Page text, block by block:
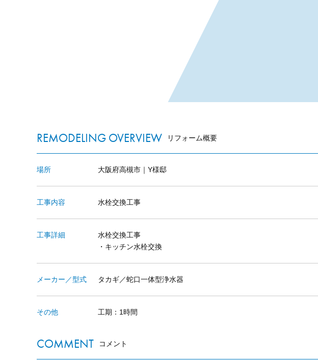
REMODELING OVERVIEW リフォーム概要
場所 大阪府高槻市｜Y様邸
工事内容 水栓交換工事
工事詳細
水栓交換工事
・キッチン水栓交換
メーカー／型式 タカギ／蛇口一体型浄水器
その他 工期：1時間
COMMENT コメント